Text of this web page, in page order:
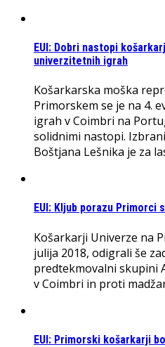
EUI: Dobri nastopi
univerzitetnih igrah
Košarkarska moška
Primorskem se je na 4.
igrah v Coimbri na
solidnimi nastopi.
Boštjana Lešnika je za
EUI: Kljub porazu
Košarkarji Univerze na
julija 2018, odigrali še
predtekmovalni skupini
v Coimbri in proti
EUI: Primorski košarkarji